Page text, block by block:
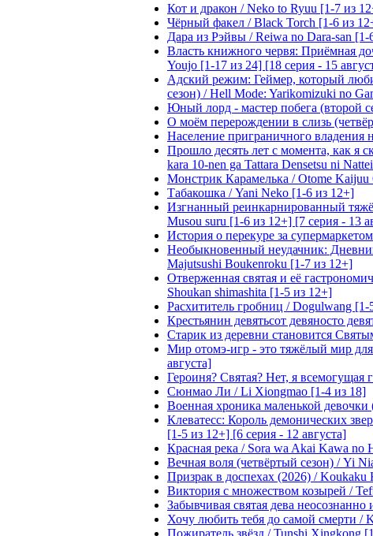
Кот и дракон / Neko to Ryuu [1-7 из
Чёрный факел / Black Torch [1-6 из
Дара из Рэйвы / Reiwa no Dara-san [1-
Власть книжного червя: Приёмная
Youjo [1-17 из 24] [18 серия - 15
Адский режим: Геймер, который
сезон) / Hell Mode: Yarikomizuki no
Юный лорд - мастер побега (второй
О моём перерождении в слизь
Население приграничного владения
Прошло десять лет с момента, как я
kara 10-nen ga Tattara Densetsu ni
Монстрик Карамелька / Otome Kaijuu
Табакошка / Yani Neko [1-6 из 12+]
Изгнанный реинкарнированный
Musou suru [1-6 из 12+] [7 серия - 13
История о перекуре за
Необыкновенный неудачник:
Majutsushi Boukenroku [1-7 из 12+]
Отверженная святая и её
Shoukan shimashita [1-5 из 12+]
Расхититель гробниц / Dogulwang [1-
Крестьянин девятьсот девяносто
Старик из деревни становится
Мир отомэ-игр - это тяжёлый мир
августа]
Героиня? Святая? Нет, я
Сюнмао Ли / Li Xiongmao [1-4 из 18]
Военная хроника маленькой девочки
Клеватесс: Король демонических
[1-5 из 12+] [6 серия - 12 августа]
Красная река / Sora wa Akai Kawa no
Вечная воля (четвёртый сезон) / Yi
Призрак в доспехах (2026) /
Виктория с множеством козырей /
Забывчивая святая дева
Хочу любить тебя до самой смерти /
Пожиратель звёзд / Tunshi Xingkong